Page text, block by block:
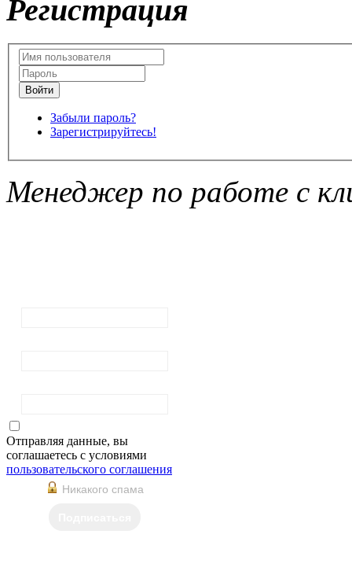
Регистрация
Забыли пароль?
Зарегистрируйтесь!
Менеджер по работе с
Отправляя данные, вы
соглашаетесь с условиями
пользовательского соглашения
Никакого спама